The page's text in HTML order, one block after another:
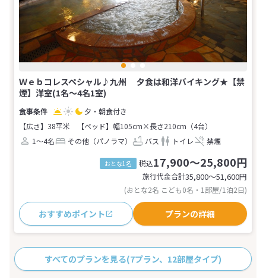
Ｗｅｂコレスペシャル♪九州 夕食は和洋バイキング★【禁
煙】洋室(1名～4名1室)
夕・朝食付き
【広さ】38平米
【ベッド】幅105cm×長さ210cm（4台）
1～4名
その他（パノラマ） バス トイレ 禁煙
おとな1名 税込17,900～25,800円
旅行代金合計35,800〜51,600円
(おとな2名 こども0名・1部屋/1泊2日)
おすすめポイント プランの詳細
すべてのプランを見る(7プラン、12部屋タイプ)